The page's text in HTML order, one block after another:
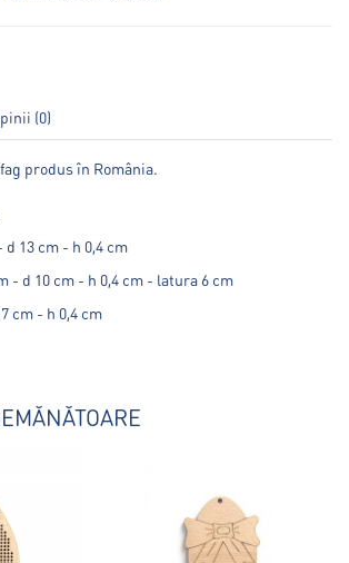
(0)
produs în România.
13 cm - h 0,4 cm
d 10 cm - h 0,4 cm - latura 6 cm
- h 0,4 cm